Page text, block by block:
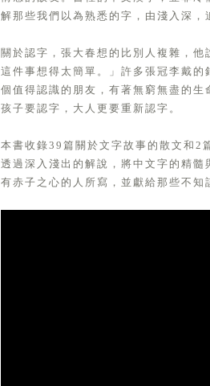
解那些我們以為熟悉的字，由淺入深，
關於認字，張大春想的比別人複雜，
這件事想得太簡單。」許多張冠李戴
個值得認識的朋友，有著無窮無盡的
孩子要認字，大人更要重新認字。
本書收錄39篇關於文字故事的散文和2
透過深入淺出的解說，將中文字的精
有赤子之心的人所寫，並獻給那些不知